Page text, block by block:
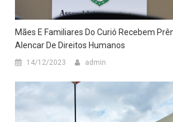
Mães E Familiares Do Curió Recebem
Alencar De Direitos Humanos
14/12/2023 admin